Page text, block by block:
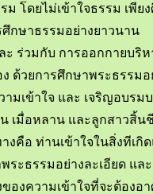
โดยไม่เข้าใจธรรม เ
กษาธรรมอย่างยาวนาน
วมกับ การออกกายบริห
ด้วยการศึกษาพระธรร
เข้าใจ และ เจริญอบรม
อหลาน และลูกสาวสิ้น
คือ ท่านเข้าใจในสิ่งที
ะธรรมอย่างละเอียด แล
องความเข้าใจที่จะต้องอ